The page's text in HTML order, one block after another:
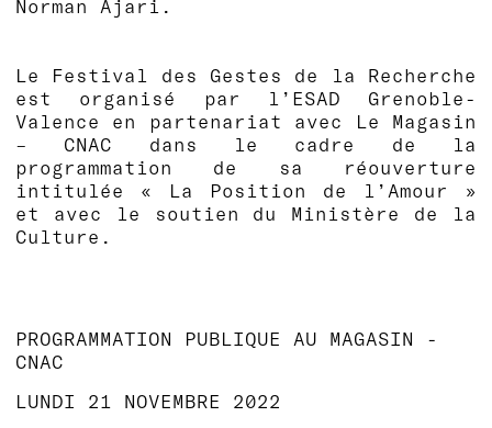
Norman Ajari.
Le Festival des Gestes de la Recherche
est organisé par l’ESAD Grenoble-
Valence en partenariat avec Le Magasin
– CNAC dans le cadre de la
programmation de sa réouverture
intitulée « La Position de l’Amour »
et avec le soutien du Ministère de la
Culture.
PROGRAMMATION PUBLIQUE AU MAGASIN -
CNAC
LUNDI 21 NOVEMBRE 2022